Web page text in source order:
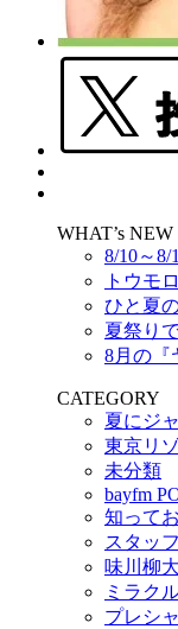
WHAT’s NEW
8/10～
トウモ
ひと夏
夏祭り
8月の『
CATEGORY
夏にジ
東京リ
未分類
bayfm
知って
スタッフ
味川柳
ミラク
プレシ